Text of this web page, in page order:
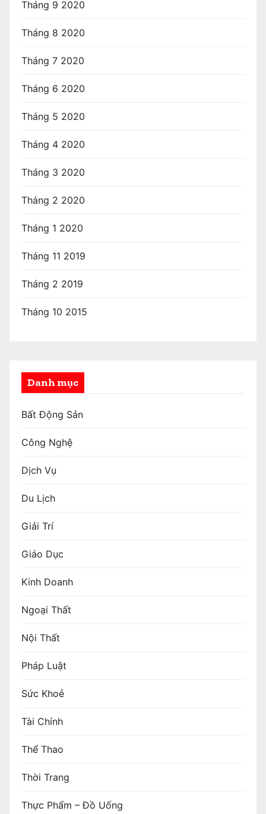
Tháng 9 2020
Tháng 8 2020
Tháng 7 2020
Tháng 6 2020
Tháng 5 2020
Tháng 4 2020
Tháng 3 2020
Tháng 2 2020
Tháng 1 2020
Tháng 11 2019
Tháng 2 2019
Tháng 10 2015
Danh mục
Bất Động Sản
Công Nghệ
Dịch Vụ
Du Lịch
Giải Trí
Giáo Dục
Kinh Doanh
Ngoại Thất
Nội Thất
Pháp Luật
Sức Khoẻ
Tài Chính
Thể Thao
Thời Trang
Thực Phẩm – Đồ Uống